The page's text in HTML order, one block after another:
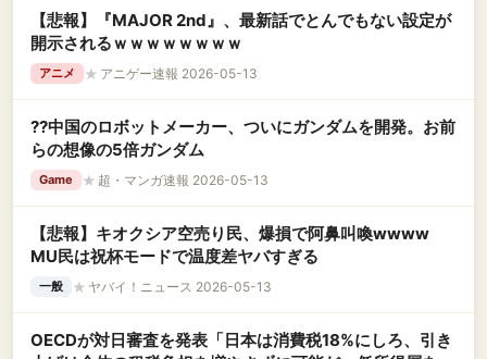
【悲報】『MAJOR 2nd』、最新話でとんでもない設定が
開示されるｗｗｗｗｗｗｗｗ
アニメ ★ アニゲー速報 2026-05-13
??中国のロボットメーカー、ついにガンダムを開発。お前
らの想像の5倍ガンダム
Game ★ 超・マンガ速報 2026-05-13
【悲報】キオクシア空売り民、爆損で阿鼻叫喚wwww
MU民は祝杯モードで温度差ヤバすぎる
一般 ★ ヤバイ！ニュース 2026-05-13
OECDが対日審査を発表「日本は消費税18%にしろ、引き